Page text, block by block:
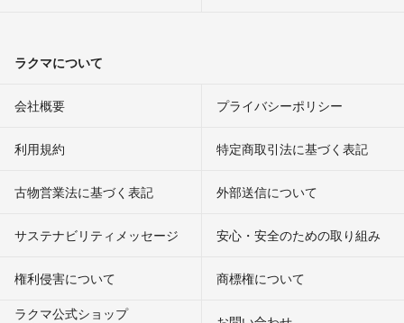
ラクマについて
会社概要 プライバシーポリシー
利用規約 特定商取引法に基づく表記
古物営業法に基づく表記 外部送信について
サステナビリティメッセージ 安心・安全のための取り組み
権利侵害について
商標権について
ラクマ公式ショップ